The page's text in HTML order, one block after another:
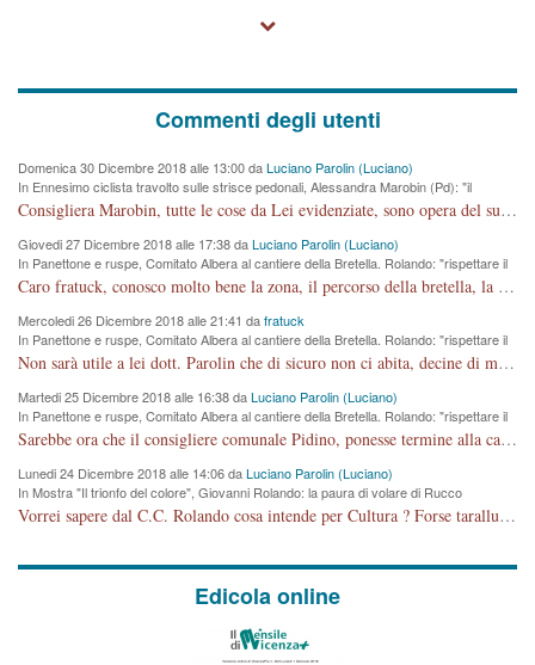
Commenti degli utenti
Domenica 30 Dicembre 2018 alle 13:00 daLuciano Parolin (Luciano)
In Ennesimo ciclista travolto sulle strisce pedonali, Alessandra Marobin (Pd): "il
Comune si svegli"
Consigliera Marobin, tutte le cose da Lei evidenziate, sono opera del suo ex Assessore e compagno di Partito Antonio Marco Dalla Pozza Assessore alla "progettazione" di piste ciclabili e altre porcherie. A lui manderei il conto da saldare per incidenti e danni alle persone. E' ora che "finiamola." Avete perso rassegnatevi. qui IL SINDACO RUCCO NON C'ENTRA PER NIENTE. CAPITO!!!!!!!! Amen.
Giovedi 27 Dicembre 2018 alle 17:38 daLuciano Parolin (Luciano)
In Panettone e ruspe, Comitato Albera al cantiere della Bretella. Rolando: "rispettare il
cronoprogramma"
Caro fratuck, conosco molto bene la zona, il percorso della bretella, la situazione dei cittadini, abito in Viale Trento. A partire dal 2003 ho partecipato al Comitato di Maddalene pro bretella, e a riunioni propositive per apportare modifiche al progetto. Numerose mie foto del territorio sono arrivate a Roma, altri miei interventi (non graditi dalla Sx) sono stati pubblicati dal GdV, assieme ad altri come Ciro Asproso, ora favorevole alla bretella. Ho partecipato alla raccolta firme per la chiusura della strada x 5 giorni eseguita dal Sindaco Hullwech per sforamento 180 Micro/g. Pertanto come impegno per la tematica sono apposto con la coscienza. Ora il Progetto è partito, fine! Voglio dire che la nuova Giunta "comunale" non c'entra più. L'opera sarà "malauguratamente" eseguita, ma non con il mio placet. Il Consigliere Comunale dovrebbe capire che la campagna elettorale è finita, con buona pace di tutti. Quello che invece dovrebbe interessare è la proprietà della strada, dall'uscita autostradale Ovest, sino alla Rotatoria dell'Albara, vi sono tre possessori: Autostrade SpA; La Provincia, il Comune. Come la mettiamo per il futuro ? I costi, da 50 sono saliti a 100 milioni di € come dire 20 milioni a KM (!) da non credere. Comunque si farà. Ma nessuno canti Vittoria, anzi meglio non farne un ulteriore fatto "partitico" per questioni elettorali o di seggio. Se mi manda la sua mail, sono disponibile ad inviare i documenti e le foto sopra descritte. Con ossequi, Luciano Parolin
Mercoledi 26 Dicembre 2018 alle 21:41 dafratuck
In Panettone e ruspe, Comitato Albera al cantiere della Bretella. Rolando: "rispettare il
cronoprogramma"
Non sarà utile a lei dott. Parolin che di sicuro non ci abita, decine di migliaia di TIR, automobili e padroncini che passano quotidianamente per una strada appena rotabile, non è più possibile stendere i panni, attraversare la strada senza rischiare la morte, le case stanno crepando, i tempi sono cambiati e la bretella non passerà assolutamente per maddalene (ma cosa sta a dire?!), dia invece responsabilità a chi ha costruito tagliando la strada che doveva invece terminare a isola vicentina e non al moracchino lasciando Motta di Costabissara ancora in panne di traffico. I tempi sono cambiati dottore e se l'anagrafe della vita stagna nell'essere umano impressioni conservatrici, la società non le considera perchè va avanti, si industrializza e ha bisogno di infrastrutture e di sviluppo. Ultima considerazione, se è geloso di Rolando perchè vede in lui solo campagne politiche mentre si difendono i SOLI diritti dei cittadini, la preghiamo faccia considerazioni più appropriate. Saluti e complimenti per i suoi scritti.
Martedi 25 Dicembre 2018 alle 16:38 daLuciano Parolin (Luciano)
In Panettone e ruspe, Comitato Albera al cantiere della Bretella. Rolando: "rispettare il
cronoprogramma"
Sarebbe ora che il consigliere comunale Pidino, ponesse termine alla campagna elettorale nel territorio del suo seggio Villaggio del Sole. La tiraca è iniziata, distruggerà 6 km di prateria ovest della città, ricca di fonti e sorgenti d'acqua. I cittadini di Maddalene non avranno più Pace la notte. Molta colpa per la costruzione di questa Strada è proprio del signor Rolando,dei suoi gazebo mobili e che vuol far passare questa opera VANDALICA come progetto "utile" a chi ? Non è cosa seria sig. Rolando!
Lunedi 24 Dicembre 2018 alle 14:06 daLuciano Parolin (Luciano)
In Mostra "Il trionfo del colore", Giovanni Rolando: la paura di volare di Rucco
Vorrei sapere dal C.C. Rolando cosa intende per Cultura ? Forse tarallucci, vino e sagre, o spaghetti tricolori del PD ? Il continuo (s)parlare della mostra a Palazzo Chiericati caro consigliere DANNEGGIA FORTEMENTE l'immagine della città TUTTA e fa deviare i consensi che in RUSSIA (badi bene ex U.R.S.S.) sono ECCELLENTI. A livello artistico l'evento è di alta Valenza culturale, COMPITO di Tutta la Cittadinanza fare il possibile per propagandare l'iniziativa senza farne UN CASO PARTITICO come fa Lei da sempre. Meno Gazebo + Partecipazione! E così sia. Amen.
Edicola online